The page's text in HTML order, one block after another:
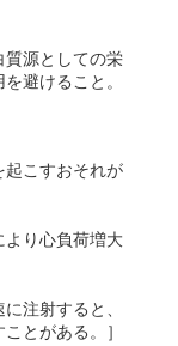
質源としての栄
避けること。
起こすおそれが
より心負荷増大
注射すると、
とがある。］